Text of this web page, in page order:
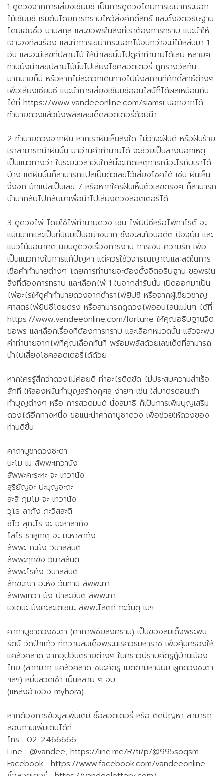
1 ดูดวงจากการเสี่ยงเซียมซี เป็นการดูดวงโดยการเขย่ากระบอก
ไม้เซียมซี เริ่มต้นโดยการกราบไหว้สิ่งศักดิ์สิทธ์ และตั้งจิตอธิษฐาน
โดยเอ่ยชื่อ นามสกุล และขอพรในสิ่งที่เราต้องการทราบ แนะนำให้
เจาะจงทีละเรื่อง และทำการเขย่ากระบอกไม้จนกว่าจะมีไม้หล่นมา 1
อัน และจะมีเลขที่ปลายไม้ ให้นำเลขนั้นไปดูคำทำนายได้เลย หลายๆ
ท่านยังนำเลขปลายไม้นั้นไปเสี่ยงโชคลอตเตอรี่ ถูกรางวัลกัน
มากมายก็มี หรือหากไม่สะดวกเดินทางไปยังสถานที่ศักดิ์สิทธ์ต่างๆ
เพื่อเสี่ยงเซียมซี แนะนำการเสี่ยงเซียมซีออนไลน์ก็ได้ผลเหมือนกัน
ได้ที่ https://www.vandeeonline.com/siamsi นอกจากได้
ทำนายดวงแล้วยังพลัสเลขเด็ดลอตเตอรี่ด้วยน๊า
2 ทำนายดวงจากฝัน หากเราฝันเห็นสิ่งใด ไม่ว่าจะฝันดี หรือฝันร้าย
เราสามารถนำฝันนั้น มาอ่านคำทำนายได้ จะช่วยเป็นลางบอกเหตุ
เป็นแนวทางว่า ในระยะเวลาอันใกล้นี้จะเกิดเหตุการณ์อะไรกับเราได้
บ้าง แต่ฝันนั้นก็สามารถแปลเป็นตัวเลขไว้เสี่ยงโชคได้ เช่น ฝันเห็น
จิ้งจก มักแปลเป็นเลข 7 หรือหากใครฝันเห็นตัวเลขตรงๆ ก็สามารถ
นำมากลับไปกลับมาเพื่อนำไปเสี่ยงดวงลอตเตอรี่ได้
3 ดูดวงไพ่ โดยใช้ไพ่ทำนายดวง เช่น ไพ่ยิปซีหรือไพ่ทาโรต์ จะ
แม่นมากและเป็นที่นิยมเป็นอย่างมาก ซึ่งจะสะท้อนอดีต ปัจจุบัน และ
แนวโน้มอนาคต นิยมดูดวงเรื่องการงาน การเงิน ความรัก เพื่อ
เป็นแนวทางในการแก้ปัญหา แต่ควรใช้วิจารณญาณและสติในการ
เชื่อคำทำนายต่างๆ โดยการทำนายจะต้องตั้งจิตอธิษฐาน ขอพรใน
สิ่งที่ต้องการทราบ และเลือกไพ่ 1 ใบจากสำรับนั้น เปิดออกมาเป็น
ไพ่อะไรให้ดูคำทำนายดวงจากตำราไพ่ยิปซี หรือจากผู้เชี่ยวชาญ
ศาสตร์ไพ่ยิปซีโดยตรง หรือสามารถดูดวงไพ่ออนไลน์แม่นๆ ได้ที่
https://www.vandeeonline.com/fortune ให้คุณอธิษฐานจิต
ขอพร และเลือกเรื่องที่ต้องการทราบ และเลือกหมวดนั้น แล้วจะพบ
คำทำนายจากไพ่ที่คุณเลือกทันที พร้อมพลัสด้วยเลขเด็ดที่สามารถ
นำไปเสี่ยงโชคลอตเตอรี่ได้ด้วย
หากใครรู้สึกว่าดวงไม่ค่อยดี ทำอะไรติดขัด ไม่ประสบความสำเร็จ
สักที ให้ลองหมั่นทำบุญสร้างกุศล ง่ายๆ เช่น ใส่บาตรตอนเช้า
ทำบุญต่างๆ หรือ การสวดมนต์ นั่งสมาธิ ก็เป็นการเพิ่มบุญเสริม
ดวงได้อีกทางหนึ่ง ขอแนะนำคาถาบูชาดวง เพื่อช่วยให้ดวงของ
ท่านดีขึ้น
คาถาบูชาดวงชะตา
นะโม เม สัพพะเทวานัง
สัพพะคะระหะ จะ เทวานัง
สุริยัญจะ ปะมุญจะถะ
สะสิ ภุมโม จะ เทวานัง
วุโธ ลาภัง ภะวิสสะติ
ชีโว สุกะโร จะ มะหาลาภัง
โสโร ราหูเกตุ จะ มะหาลาภัง
สัพพะ ภะยัง วินาสสันติ
สัพพะทุกขัง วินาสสันติ
สัพพะโรคัง วินาสสันติ
ลักขะณา อะหัง วันทามิ สัพพะทา
สัพเพเทวา มัง ปาละยันตุ สัพพะทา
เอเตนะ มังคะละเตเชนะ สัพพะโสตถี ภะวันตุ เมฯ
คาถาบูชาดวงชะตา (คาถาพิชัยสงคราม) เป็นของสมเด็จพระพน
รัตน์ วัดป่าแก้ว ที่ถวายสมเด็จพระนเรศวรมหาราช เพื่อคุ้มครองให้
แคล้วคลาด จากอุปอันตรายต่างๆ ในคราวปราบศัตรูกู้บ้านเมือง
ไทย (ลาภมาก-แคล้วคลาด-ชนะศัตรู-เมตตามหานิยม ผูกดวงชะตา
ฯลฯ) หมั่นสวดเช้า เย็นหลาย ๆ จบ
(แหล่งอ้างอิง myhora)
หากต้องการข้อมูลเพิ่มเติม ซื้อลอตเตอรี่ หรือ ติดปัญหา สามารถ
สอบถามเพิ่มเติมได้ที่
โทร : 02-2466666
Line : @vandee, https://line.me/R/ti/p/@995soqsm
Facebook : https://www.facebook.com/vandeeonline